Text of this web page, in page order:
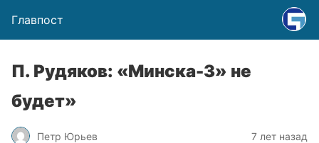
Главпост
П. Рудяков: «Минска-3» не
будет»
Петр Юрьев 7 лет назад